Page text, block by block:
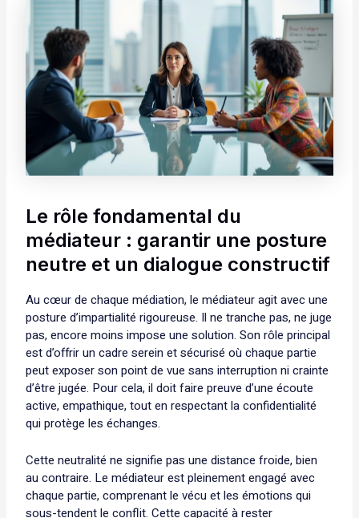
Le rôle fondamental du
médiateur : garantir une posture
neutre et un dialogue constructif
Au cœur de chaque médiation, le médiateur agit avec une
posture d’impartialité rigoureuse. Il ne tranche pas, ne juge
pas, encore moins impose une solution. Son rôle principal
est d’offrir un cadre serein et sécurisé où chaque partie
peut exposer son point de vue sans interruption ni crainte
d’être jugée. Pour cela, il doit faire preuve d’une écoute
active, empathique, tout en respectant la confidentialité
qui protège les échanges.
Cette neutralité ne signifie pas une distance froide, bien
au contraire. Le médiateur est pleinement engagé avec
chaque partie, comprenant le vécu et les émotions qui
sous-tendent le conflit. Cette capacité à rester